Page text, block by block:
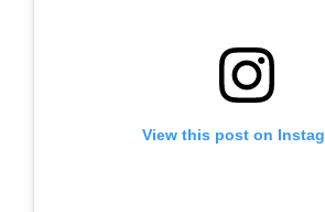
View this post on